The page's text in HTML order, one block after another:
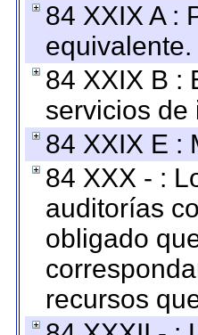
84 XXIX A :
equivalente.
84 XXIX B :
servicios de
84 XXIX E :
84 XXX - :
auditorías
obligado
recursos